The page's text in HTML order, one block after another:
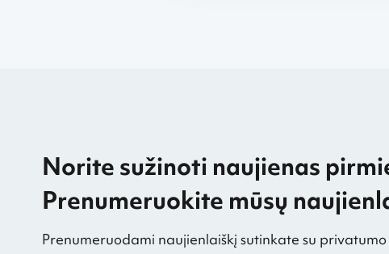
Norite sužinoti naujienas
Prenumeruokite mūsų
Prenumeruodami naujienlaiškį sutinkate su